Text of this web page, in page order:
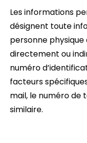
Les informations
désignent toute
personne
directement ou
numéro
facteurs
mail, le numéro de
similaire.